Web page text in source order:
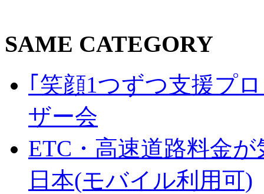
SAME CATEGORY
｢笑顔1つずつ支援プ
ザー会
ETC・高速道路料金
日本(モバイル利用可)